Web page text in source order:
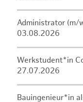
Administrator (m/
03.08.2026
Werkstudent*in
27.07.2026
Bauingenieur*in